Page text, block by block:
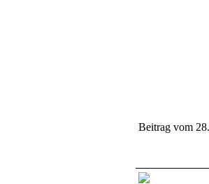
Beitrag vom